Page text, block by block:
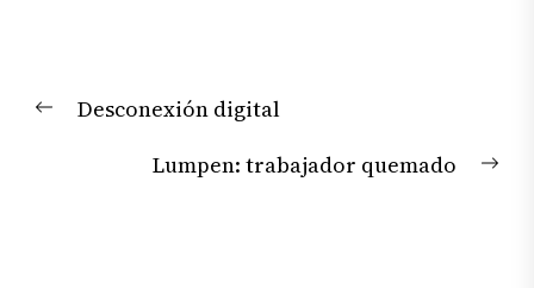
de
entradas
Previous
Desconexión digital
Lumpen: trabajador quemado